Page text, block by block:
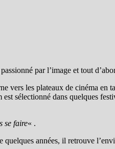
par l’image et tout
vers les plateaux de cinéma
sélectionné dans quelques
se faire« .
quelques années, il retrouve